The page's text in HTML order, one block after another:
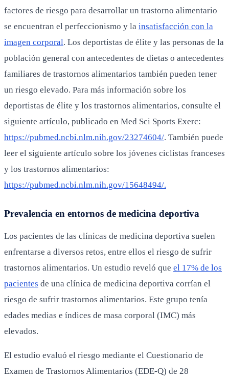
factores de riesgo para desarrollar un trastorno alimentario
se encuentran el perfeccionismo y la insatisfacción con la
imagen corporal. Los deportistas de élite y las personas de la
población general con antecedentes de dietas o antecedentes
familiares de trastornos alimentarios también pueden tener
un riesgo elevado. Para más información sobre los
deportistas de élite y los trastornos alimentarios, consulte el
siguiente artículo, publicado en Med Sci Sports Exerc:
https://pubmed.ncbi.nlm.nih.gov/23274604/. También puede
leer el siguiente artículo sobre los jóvenes ciclistas franceses
y los trastornos alimentarios:
https://pubmed.ncbi.nlm.nih.gov/15648494/.
Prevalencia en entornos de medicina deportiva
Los pacientes de las clínicas de medicina deportiva suelen
enfrentarse a diversos retos, entre ellos el riesgo de sufrir
trastornos alimentarios. Un estudio reveló que el 17% de los
pacientes de una clínica de medicina deportiva corrían el
riesgo de sufrir trastornos alimentarios. Este grupo tenía
edades medias e índices de masa corporal (IMC) más
elevados.
El estudio evaluó el riesgo mediante el Cuestionario de
Examen de Trastornos Alimentarios (EDE-Q) de 28